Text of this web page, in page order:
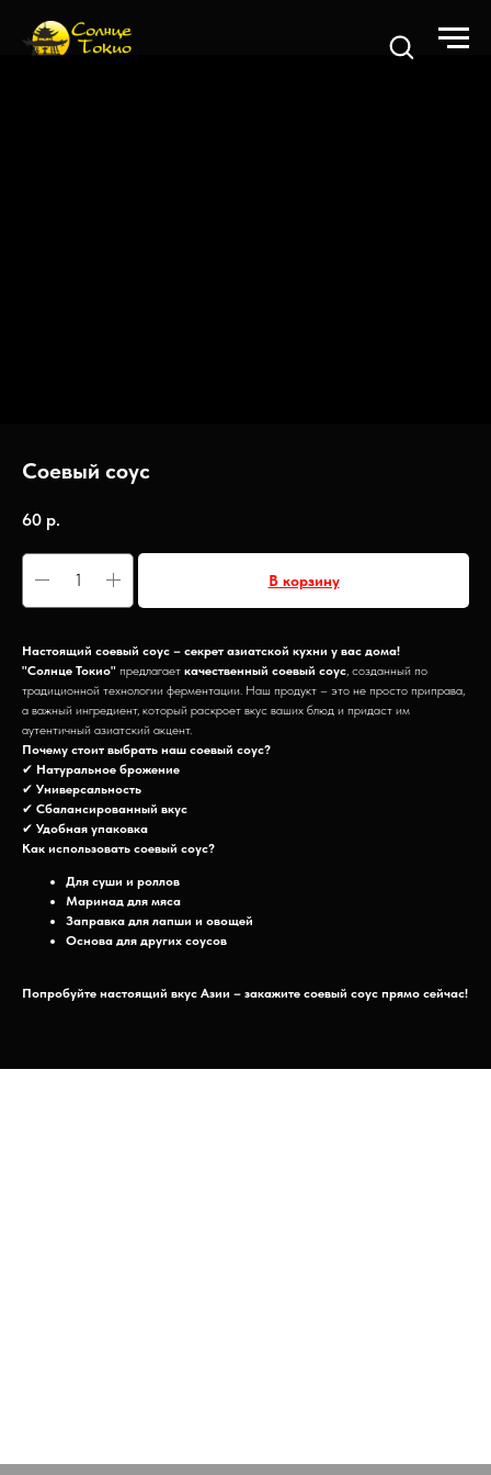
Соевый соус
60 р.
В корзину
Настоящий соевый соус – секрет азиатской кухни у вас дома!
"Солнце Токио" предлагает качественный соевый соус, созданный по
традиционной технологии ферментации. Наш продукт – это не просто приправа,
а важный ингредиент, который раскроет вкус ваших блюд и придаст им
аутентичный азиатский акцент.
Почему стоит выбрать наш соевый соус?
✔ Натуральное брожение
✔ Универсальность
✔ Сбалансированный вкус
✔ Удобная упаковка
Как использовать соевый соус?
Для суши и роллов
Маринад для мяса
Заправка для лапши и овощей
Основа для других соусов
Попробуйте настоящий вкус Азии – закажите соевый соус прямо сейчас!